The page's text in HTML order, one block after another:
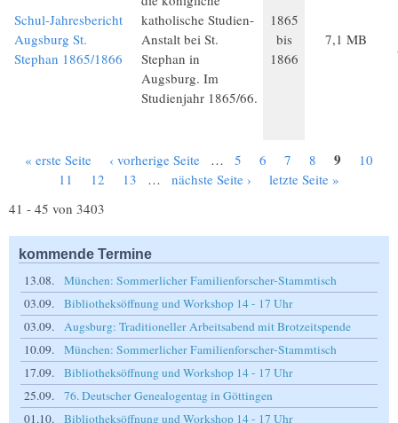
Schul-Jahresbericht
Augsburg St.
Stephan 1865/1866
katholische Studien-
Anstalt bei St.
Stephan in
Augsburg. Im
Studienjahr 1865/66.
1865
bis
1866
7,1 MB
Seiten
« erste Seite ‹ vorherige Seite … 5 6 7 8 9
10
11
12 13 … nächste Seite ›
letzte Seite »
41 - 45 von 3403
kommende Termine
13.08.
München: Sommerlicher Familienforscher-Stammtisch
03.09.
Bibliotheksöffnung und Workshop 14 - 17 Uhr
03.09.
Augsburg: Traditioneller Arbeitsabend mit Brotzeitspende
10.09.
München: Sommerlicher Familienforscher-Stammtisch
17.09.
Bibliotheksöffnung und Workshop 14 - 17 Uhr
25.09.
76. Deutscher Genealogentag in Göttingen
01.10.
Bibliotheksöffnung und Workshop 14 - 17 Uhr